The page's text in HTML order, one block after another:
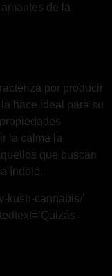
de la
por producir
hace ideal para su
la calma la
que buscan
índole.
kush-cannabis/’